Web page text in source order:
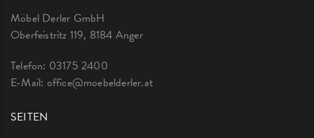
Möbel Derler GmbH
Oberfeistritz 119, 8184 Anger
Telefon: 03175 2400
E-Mail: office@moebelderler.at
SEITEN